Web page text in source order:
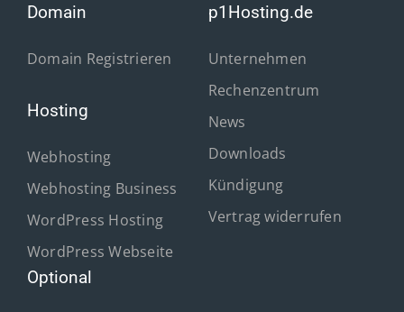
Domain
Domain Registrieren
Hosting
Webhosting
Webhosting Business
WordPress Hosting
WordPress Webseite
Optional
p1Hosting.de
Unternehmen
Rechenzentrum
News
Downloads
Kündigung
Vertrag widerrufen